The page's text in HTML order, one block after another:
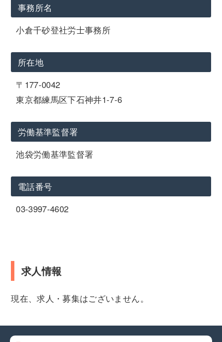
事務所名
小倉千砂登社労士事務所
所在地
〒177-0042
東京都練馬区下石神井1-7-6
労働基準監督署
池袋労働基準監督署
電話番号
03-3997-4602
求人情報
現在、求人・募集はございません。